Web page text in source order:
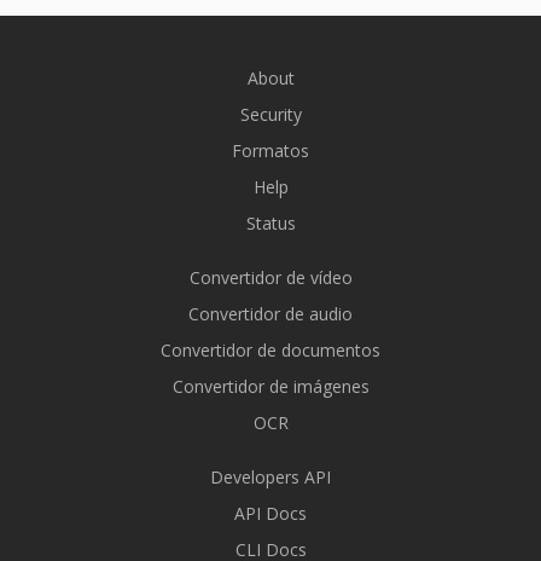
About
Security
Formatos
Help
Status
Convertidor de vídeo
Convertidor de audio
Convertidor de documentos
Convertidor de imágenes
OCR
Developers API
API Docs
CLI Docs